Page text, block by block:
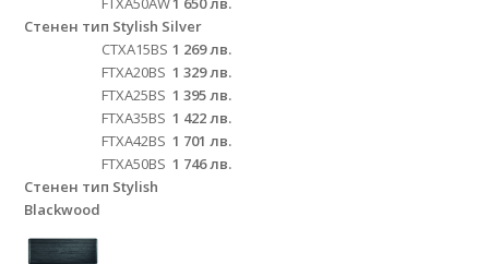
Стенен тип Stylish Silver
CTXA15BS 1 269 лв.
FTXA20BS 1 329 лв.
FTXA25BS 1 395 лв.
FTXA35BS 1 422 лв.
FTXA42BS 1 701 лв.
FTXA50BS 1 746 лв.
Стенен тип Stylish
Blackwood